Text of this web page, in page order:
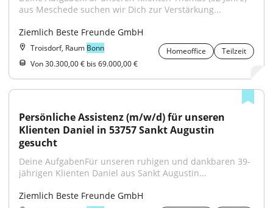
aus Meschede suchen wir Dich zur Verstärkung...
Ziemlich Beste Freunde GmbH
Troisdorf, Raum Bonn Homeoffice
Teilzeit
Von 30.300,00 € bis 69.000,00 €
Persönliche Assistenz (m/w/d) für unseren
Klienten Daniel in 53757 Sankt Augustin
gesucht
Deine AufgabenFür unseren ruhigen und dankbaren 39-
jährigen Klienten Daniel aus Sankt Augustin...
Ziemlich Beste Freunde GmbH